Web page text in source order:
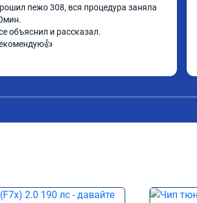
пежо 308, вся процедура заняла
объяснил и рассказал.